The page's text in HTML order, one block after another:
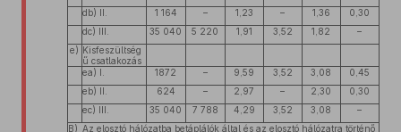
db) II.
1 164 – 1,23 – 1,36
0,30
dc) III.
35 040 5 220 1,91 3,52 1,82
–
e) Kisfeszültség
ű csatlakozás
ea) I.
1872 – 9,59 3,52 3,08
0,45
eb) II.
624 – 2,97 – 2,30
0,30
ec) III.
35 040 7 788 4,29 3,52 3,08
–
B) Az elosztó hálózatba betáplálók által és az elosztó hálózatra történő